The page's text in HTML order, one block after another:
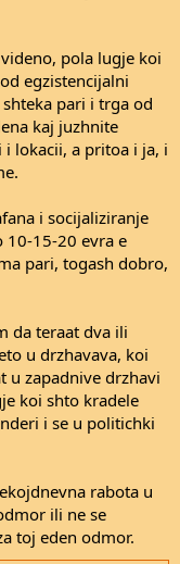
pola lugje koi
egzistencijalni
pari i trga od
kaj juzhnite
lokacii, a pritoa i ja, i
i socijaliziranje
15-20 evra e
pari, togash dobro,
da teraat dva ili
u drzhavava, koi
u zapadnive drzhavi
koi shto kradele
i se u politichki
rabota u
ili ne se
toj eden odmor.